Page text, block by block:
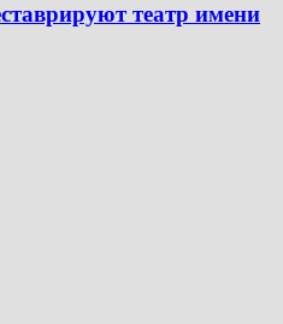
театр имени